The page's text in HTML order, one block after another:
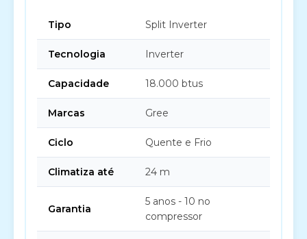
Tipo Split Inverter
Tecnologia Inverter
Capacidade 18.000 btus
Marcas Gree
Ciclo Quente e Frio
Climatiza até 24 m
Garantia
5 anos - 10 no
compressor